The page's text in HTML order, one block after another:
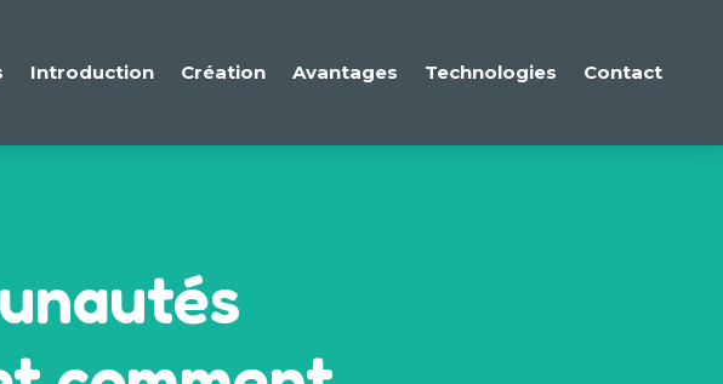
Introduction Création Avantages Technologies Contact